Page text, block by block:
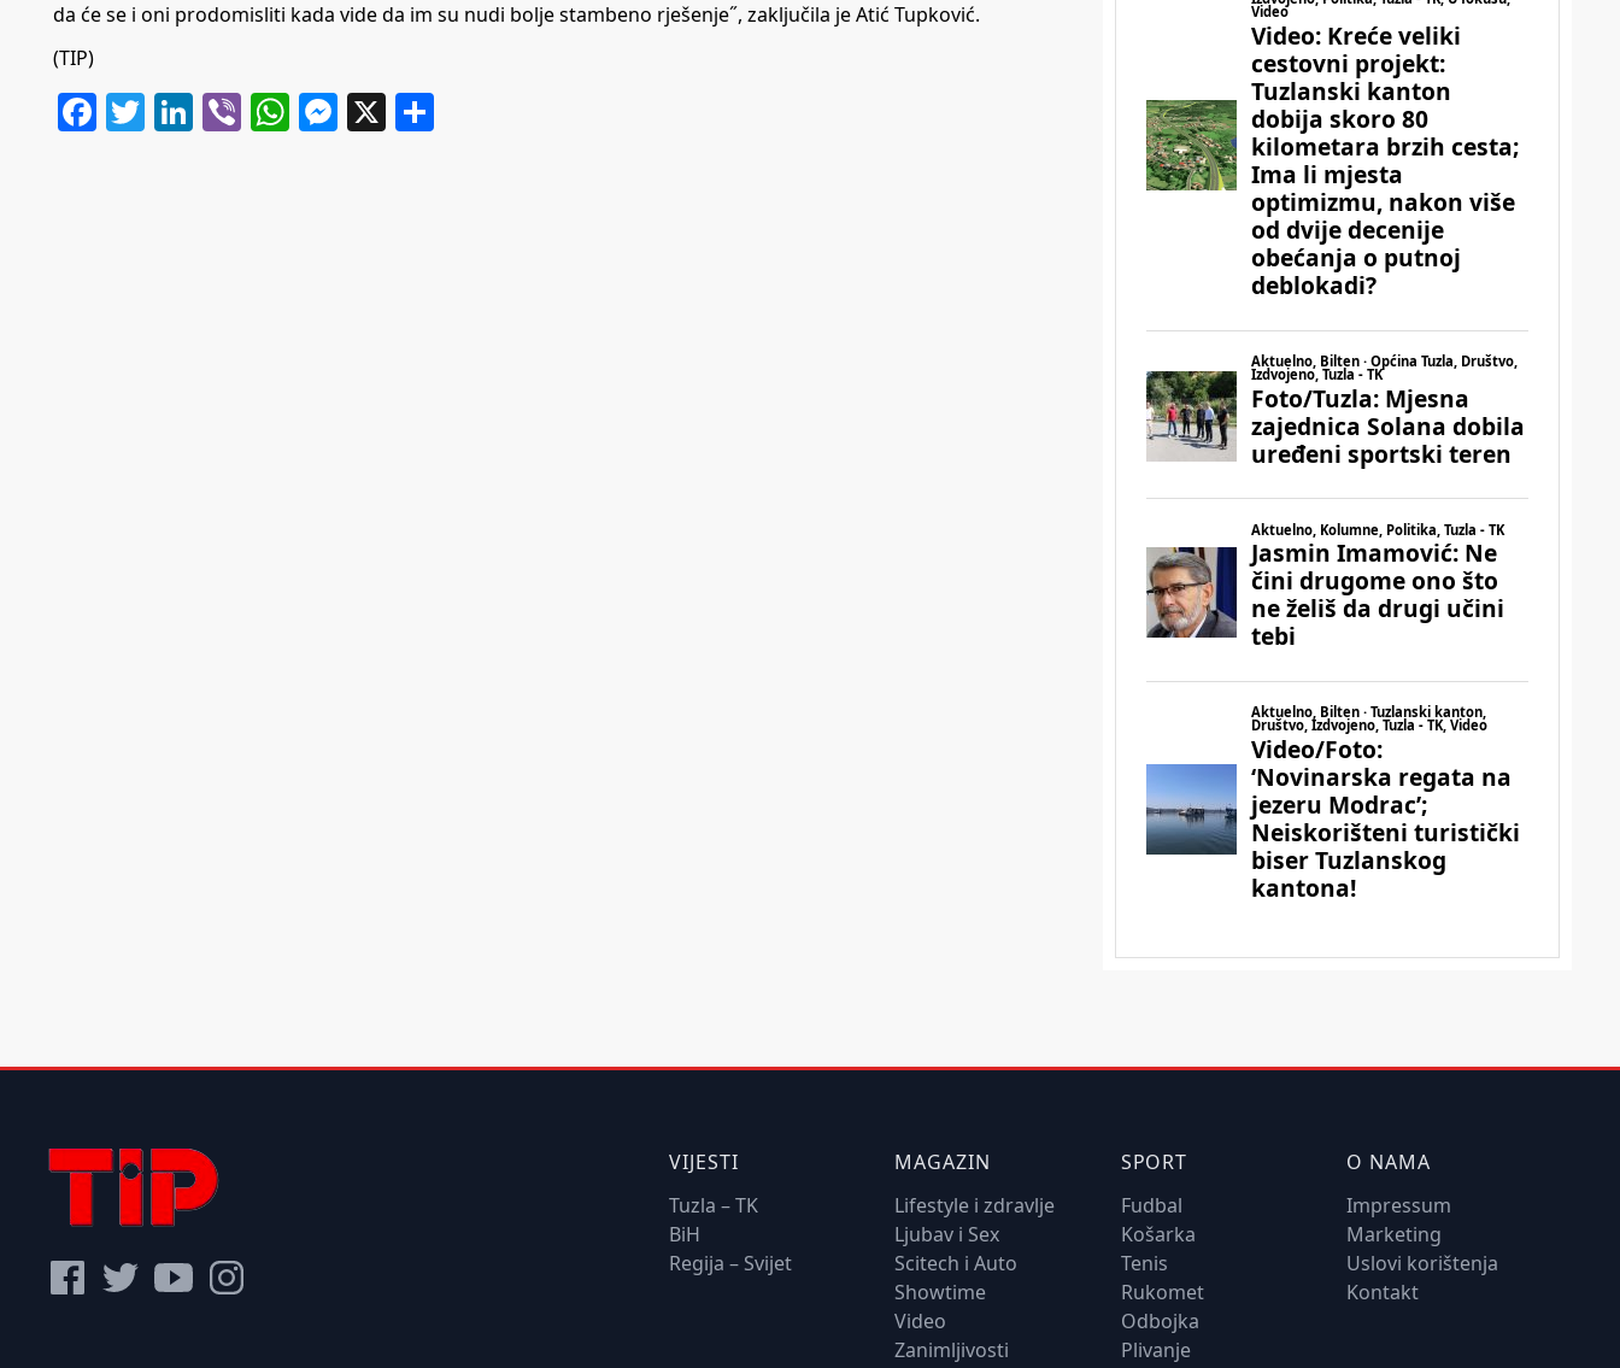
da će se i oni prodomisliti kada vide da im su nudi bolje stambeno rješenje˝, zaključila je Atić Tupković.
(TIP)
Facebook
Twitter
LinkedIn
ViberWhatsApp
Messenger
X
VIJESTI
Tuzla – TK
BiH
Regija – Svijet
MAGAZIN
Lifestyle i zdravlje
Ljubav i Sex
Scitech i Auto
Showtime
Video
Zanimljivosti
SPORT
Fudbal
Košarka
Tenis
Rukomet
Odbojka
Plivanje
O NAMA
Impressum
Marketing
Uslovi korištenja
Kontakt